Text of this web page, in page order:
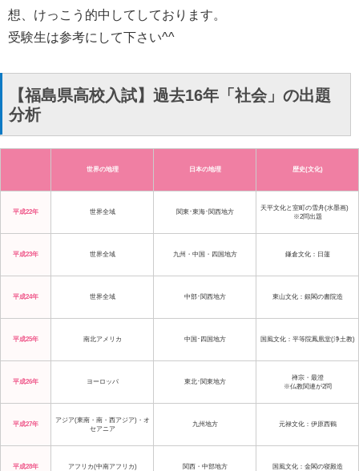
想、けっこう的中してしております。
受験生は参考にして下さい^^
【福島県高校入試】過去16年「社会」の出題
分析
世界の地理 日本の地理 歴史(文化)
平成22年 世界全域 関東･東海･関西地方
天平文化と室町の雪舟(水墨画)
※2問出題
平成23年 世界全域 九州・中国・四国地方 鎌倉文化：日蓮
平成24年 世界全域 中部･関西地方 東山文化：銀閣の書院造
平成25年 南北アメリカ 中国･四国地方 国風文化：平等院鳳凰堂(浄土教)
平成26年 ヨーロッパ 東北･関東地方
禅宗・最澄
※仏教関連が2問
平成27年
アジア(東南・南・西アジア)・オ
セアニア
九州地方 元禄文化：伊原西鶴
平成28年 アフリカ(中南アフリカ) 関西・中部地方 国風文化：金閣の寝殿造